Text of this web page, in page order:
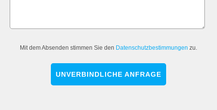
Mit dem Absenden stimmen Sie den Datenschutzbestimmungen zu.
UNVERBINDLICHE ANFRAGE